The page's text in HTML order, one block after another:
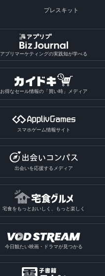
プレスキット
アプリマーケティングの実践知が学べる
お得なセール情報の「買い時」メディア
スマホゲーム情報サイト
出会いを応援するメディア
宅食をもっとおいしく、もっと楽しく
今日観たい映画・ドラマが見つかる